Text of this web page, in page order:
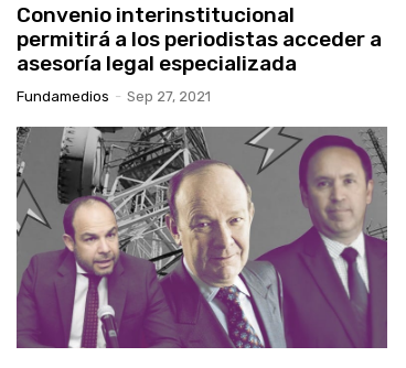
Convenio interinstitucional
permitirá a los periodistas acceder a
asesoría legal especializada
Fundamedios - Sep 27, 2021